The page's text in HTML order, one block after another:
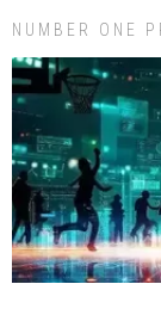
NUMBER ONE